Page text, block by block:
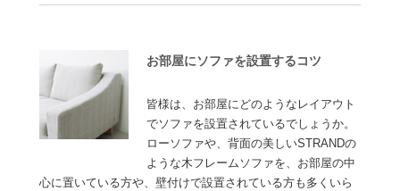
お部屋にソファを設置するコツ
皆様は、お部屋にどのようなレイアウト
でソファを設置されているでしょうか。
ローソファや、背面の美しいSTRANDの
ような木フレームソファを、お部屋の中
心に置いている方や、壁付けで設置されている方も多くいら